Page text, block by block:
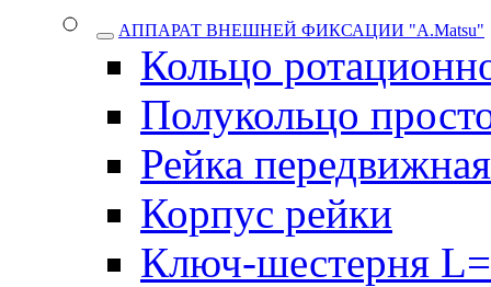
АППАРАТ ВНЕШНЕЙ ФИКСАЦИИ "A.Matsu"
Кольцо
Полукольцо
Рейка передвижная
Корпус рейки
Ключ-шестерня